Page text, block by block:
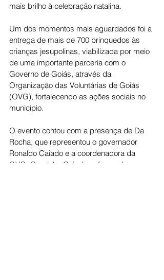
mais brilho à celebração natalina.
Um dos momentos mais aguardados foi a
entrega de mais de 700 brinquedos às
crianças jesupolinas, viabilizada por meio
de uma importante parceria com o
Governo de Goiás, através da
Organização das Voluntárias de Goiás
(OVG), fortalecendo as ações sociais no
município.
O evento contou com a presença de Da
Rocha, que representou o governador
Ronaldo Caiado e a coordenadora da
OVG, Gracinha Caiado, reforçando o